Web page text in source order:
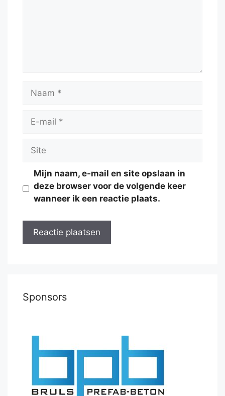
Naam
Site
Mijn naam, e-mail en site opslaan in
deze browser voor de volgende keer
wanneer ik een reactie plaats.
Sponsors